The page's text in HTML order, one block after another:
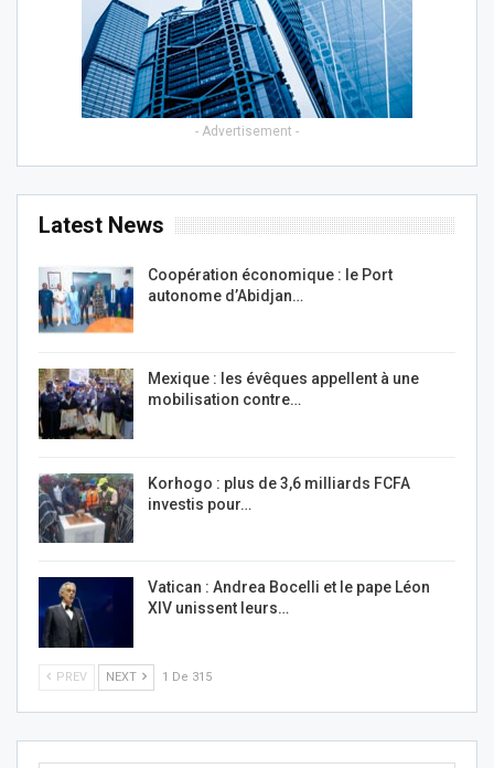
- Advertisement -
Latest News
Coopération économique : le Port
autonome d’Abidjan…
Mexique : les évêques appellent à une
mobilisation contre…
Korhogo : plus de 3,6 milliards FCFA
investis pour…
Vatican : Andrea Bocelli et le pape Léon
XIV unissent leurs…
PREV NEXT 1 De 315